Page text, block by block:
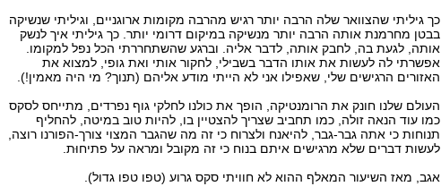
כך גיליתי שהצוואר שלה הרבה יותר רגיש מהרבה מקומות ארוגניים, וגיליתי שנשיקה
בבטן מחרמנת אותה הרבה יותר מנשיקה במיקום דרומי יותר. כך גיליתי איך לנשק
אותה, לגעת בה, לחבק אותה, לדבר אליה. וברגע שהשתחררתי הכל נפל למקומו.
אפשרתי לה לעשות את אותו הדבר בשבילי, לחקור אותי ואת גופי, למצוא את
האזורים הרגישים שלי, שאפילו אני לא הייתי מודע אליהם (תנוך? מי היה מאמין!).
העולם שלנו חונק את הרומנטיקה, הופך את כולנו לחלקי גוף נפרדים, מתייחס לסקס
כמו עוד הנאה זולה, כמו תחביב שצריך להצטיין בו, להיות טוב במיטה, להחליף
תנוחות כי אתה גבר-גבר, להיאנח ולצרוח כי זה מה שהגבר המצוי צורך-הפורנו רוצה,
לעשות דברים שלא מרגישים איתם בנוח כי זה מקובל ומראה על פתיחוּת.
אגב, מאז השיעור המאלף ההוא לא חוויתי סקס גרוע (טפו טפו גדול).